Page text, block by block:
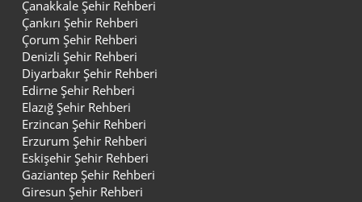
Çanakkale Şehir Rehberi
Çankırı Şehir Rehberi
Çorum Şehir Rehberi
Denizli Şehir Rehberi
Diyarbakır Şehir Rehberi
Edirne Şehir Rehberi
Elazığ Şehir Rehberi
Erzincan Şehir Rehberi
Erzurum Şehir Rehberi
Eskişehir Şehir Rehberi
Gaziantep Şehir Rehberi
Giresun Şehir Rehberi